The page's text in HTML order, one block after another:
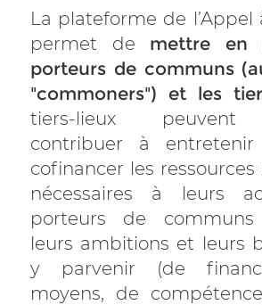
La plateforme de l’Appel
permet de mettre en
porteurs de communs
"commoners") et les
tiers-lieux peuvent
contribuer à
cofinancer les
nécessaires à leurs
porteurs de communs
leurs ambitions et leurs
y parvenir (de
moyens, de